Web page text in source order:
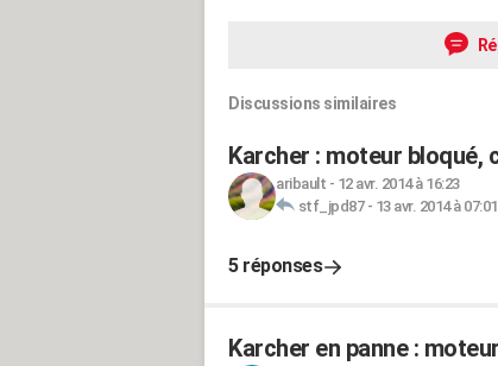
Discussions similaires
Karcher : moteur bloqué,
aribault - 12 avr. 2014 à 16:23
stf_jpd87- 13 avr. 2014 à 07:01
5 réponses
Karcher en panne :